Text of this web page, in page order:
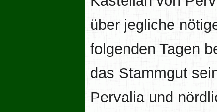
über jegliche
folgenden Tagen
das Stammgut
Pervalia und